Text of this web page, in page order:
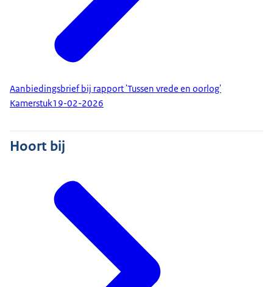
Aanbiedingsbrief bij rapport 'Tussen vrede en oorlog'
Kamerstuk19-02-2026
Hoort bij